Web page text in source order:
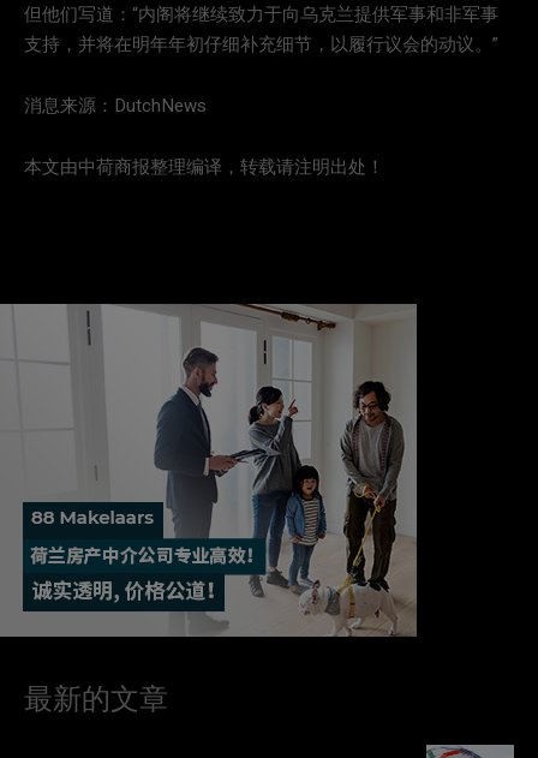
但他们写道：“内阁将继续致力于向乌克兰提供军事和非军事
支持，并将在明年年初仔细补充细节，以履行议会的动议。”
消息来源：DutchNews
本文由中荷商报整理编译，转载请注明出处！
最新的文章